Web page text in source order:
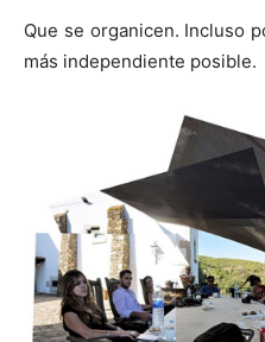
Que se organicen. Incluso
más independiente posible.